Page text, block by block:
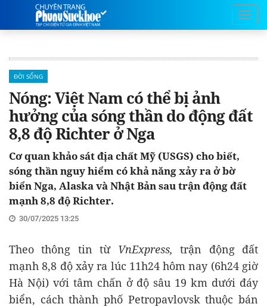
ĐỜI SỐNG
Nóng: Việt Nam có thể bị ảnh
hưởng của sóng thần do động đất
8,8 độ Richter ở Nga
Cơ quan khảo sát địa chất Mỹ (USGS) cho biết,
sóng thần nguy hiểm có khả năng xảy ra ở bờ
biển Nga, Alaska và Nhật Bản sau trận động đất
mạnh 8,8 độ Richter.
30/07/2025 13:25
Theo thông tin từ VnExpress, trận động đất
mạnh 8,8 độ xảy ra lúc 11h24 hôm nay (6h24 giờ
Hà Nội) với tâm chấn ở độ sâu 19 km dưới đáy
biển, cách thành phố Petropavlovsk thuộc bán